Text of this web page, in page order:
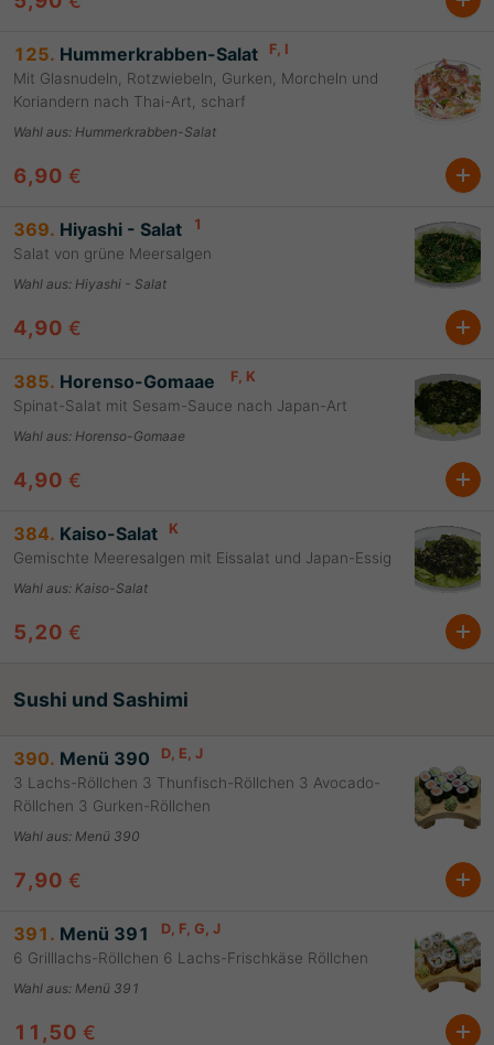
125. Hummerkrabben-Salat F , I
Mit Glasnudeln, Rotzwiebeln, Gurken, Morcheln und
Koriandern nach Thai-Art, scharf
Wahl aus: Hummerkrabben-Salat
6,90 €
369. Hiyashi - Salat 1
Salat von grüne Meersalgen
Wahl aus: Hiyashi - Salat
4,90 €
385. Horenso-Gomaae F , K
Spinat-Salat mit Sesam-Sauce nach Japan-Art
Wahl aus: Horenso-Gomaae
4,90 €
384. Kaiso-Salat K
Gemischte Meeresalgen mit Eissalat und Japan-Essig
Wahl aus: Kaiso-Salat
5,20 €
Sushi und Sashimi
390. Menü 390 D , E , J
3 Lachs-Röllchen 3 Thunfisch-Röllchen 3 Avocado-
Röllchen 3 Gurken-Röllchen
Wahl aus: Menü 390
7,90 €
391. Menü 391 D , F , G , J
6 Grilllachs-Röllchen 6 Lachs-Frischkäse Röllchen
Wahl aus: Menü 391
11,50 €